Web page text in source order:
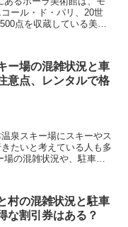
ール・ド・パリ、20世
点を収蔵している美術
ー場の混雑状況と車
意点、レンタルで格
泉スキー場にスキーやス
たいと考えている人も多
場の混雑状況や、駐車場
村の混雑状況と駐車
な割引券はある？